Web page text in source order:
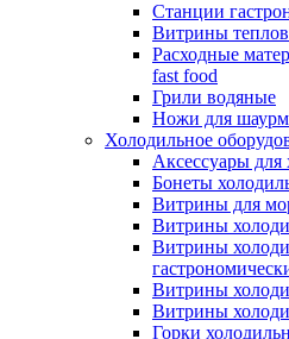
Станции
Витрины
Расходные
fast food
Грили водяные
Ножи для
Холодильное
Аксессуары для
Бонеты
Витрины для
Витрины
Витрины
Витрины
Витрины
Горки